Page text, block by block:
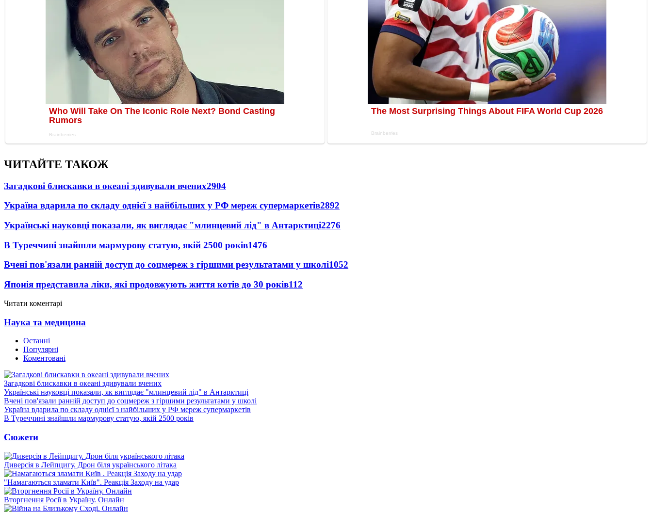
ЧИТАЙТЕ ТАКОЖ
Загадкові блискавки в океані здивували вчених2904
Україна вдарила по складу однієї з найбільших у РФ мереж супермаркетів2892
Українські науковці показали, як виглядає "млинцевий лід" в Антарктиці2276
В Туреччині знайшли мармурову статую, якій 2500 років1476
Вчені пов'язали ранній доступ до соцмереж з гіршими результатами у школі1052
Японія представила ліки, які продовжують життя котів до 30 років112
Читати коментарі
Наука та медицина
Останні
Популярні
Коментовані
Загадкові блискавки в океані здивували вчених
Українські науковці показали, як виглядає "млинцевий лід" в Антарктиці
Вчені пов'язали ранній доступ до соцмереж з гіршими результатами у школі
Україна вдарила по складу однієї з найбільших у РФ мереж супермаркетів
В Туреччині знайшли мармурову статую, якій 2500 років
Сюжети
Диверсія в Лейпцигу. Дрон біля українського літака
"Намагаються зламати Київ". Реакція Заходу на удар
Вторгнення Росії в Україну. Онлайн